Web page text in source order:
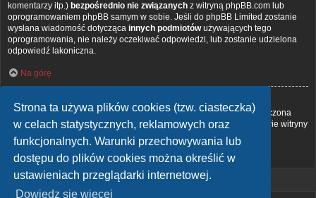
Strona ta używa plików cookies (tzw. ciasteczka)
w celach statystycznych, reklamowych oraz
funkcjonalnych. Warunki przechowywania lub
dostępu do plików cookies można określić w
ustawieniach przeglądarki internetowej.
Dowiedz się więcej
komentarzy itp.) bezpośrednio nie związanych z witryną phpBB.com lub
oprogramowaniem phpBB samym w sobie. Jeśli do phpBB Limited zostanie
wysłana wiadomość dotycząca innych podmiotówużywających tego
oprogramowania, nie należy oczekiwać odpowiedzi, lub zostanie udzielona
odpowiedź lakoniczna.
Na górę
Jak nawiązać kontakt z administratorem witryny?
Wszyscy użytkownicy witryny mogą używać – jeśli funkcja ta jest włączona
przez administratora witryny – formularza „Kontakt z nami”. Członkowie witryny
mogą także używać odnośnika „Zespół administracyjny”.
Na górę